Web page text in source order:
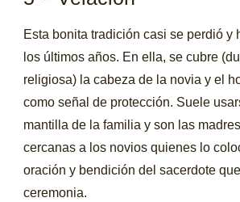
Esta bonita tradición casi se perdió y
los últimos años. En ella, se cubre
religiosa) la cabeza de la novia y el
como señal de protección. Suele
mantilla de la familia y son las
cercanas a los novios quienes lo
oración y bendición del sacerdote
ceremonia.